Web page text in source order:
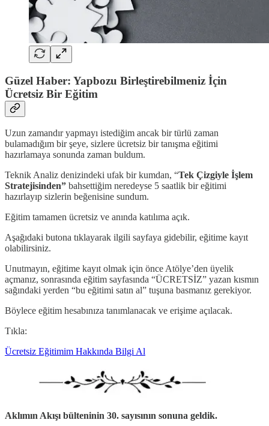
Güzel Haber: Yapbozu Birleştirebilmeniz İçin
Ücretsiz Bir Eğitim
Uzun zamandır yapmayı istediğim ancak bir türlü zaman
bulamadığım bir şeye, sizlere ücretsiz bir tanışma eğitimi
hazırlamaya sonunda zaman buldum.
Teknik Analiz denizindeki ufak bir kumdan, “Tek Çizgiyle İşlem
Stratejisinden” bahsettiğim neredeyse 5 saatlik bir eğitimi
hazırlayıp sizlerin beğenisine sundum.
Eğitim tamamen ücretsiz ve anında katılıma açık.
Aşağıdaki butona tıklayarak ilgili sayfaya gidebilir, eğitime kayıt
olabilirsiniz.
Unutmayın, eğitime kayıt olmak için önce Atölye’den üyelik
açmanız, sonrasında eğitim sayfasında “ÜCRETSİZ” yazan kısmın
sağındaki yerden “bu eğitimi satın al” tuşuna basmanız gerekiyor.
Böylece eğitim hesabınıza tanımlanacak ve erişime açılacak.
Tıkla:
Ücretsiz Eğitimim Hakkında Bilgi Al
Aklımın Akışı bülteninin 30. sayısının sonuna geldik.